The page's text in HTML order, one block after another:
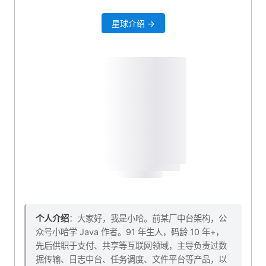
星球介绍 →
个人介绍：大家好，我是小哈。前某厂中台架构，公
众号小哈学 Java 作者。91 年生人，码龄 10 年+，
先后供职于支付、共享等互联网领域，主导负责过数
据传输、日志中台、任务调度、文件平台等产品，以